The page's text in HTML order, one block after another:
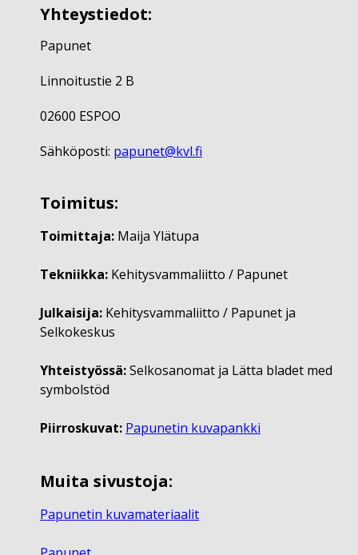
Yhteystiedot:
Papunet
Linnoitustie 2 B
02600 ESPOO
Sähköposti: papunet@kvl.fi
Toimitus:
Toimittaja: Maija Ylätupa
Tekniikka: Kehitysvammaliitto / Papunet
Julkaisija: Kehitysvammaliitto / Papunet ja
Selkokeskus
Yhteistyössä:Selkosanomat ja Lätta bladet med
symbolstöd
Piirroskuvat: Papunetin kuvapankki
Muita sivustoja:
Papunetin kuvamateriaalit